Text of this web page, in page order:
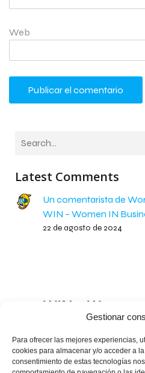
Gestionar
Para ofrecer las mejores experiencias,
cookies para almacenar y/o acceder a
consentimiento de estas tecnologías
Web
Latest Comments
Un comentarista de
WIN – Women IN
22 de agosto de 2024
WIN – Women